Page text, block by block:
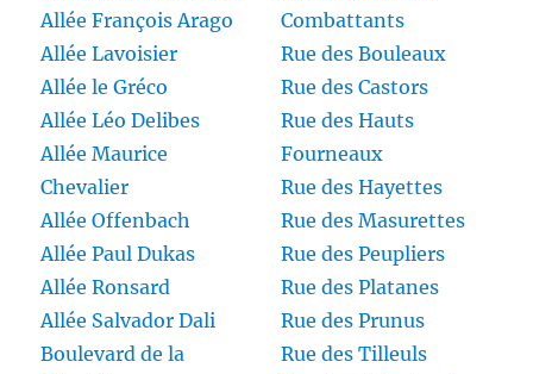
Allée François Arago
Allée Lavoisier
Allée le Gréco
Allée Léo Delibes
Allée Maurice
Chevalier
Allée Offenbach
Allée Paul Dukas
Allée Ronsard
Allée Salvador Dali
Boulevard de la
Combattants
Rue des Bouleaux
Rue des Castors
Rue des Hauts
Fourneaux
Rue des Hayettes
Rue des Masurettes
Rue des Peupliers
Rue des Platanes
Rue des Prunus
Rue des Tilleuls